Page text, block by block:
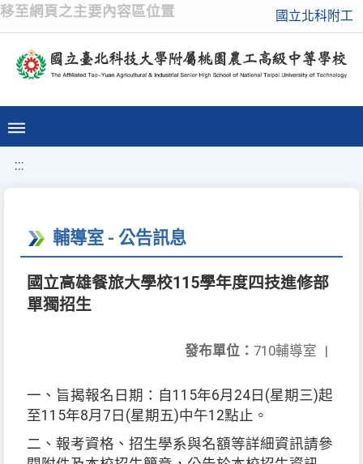
移至網頁之主要內容區位置 國立北科附工
:::
輔導室 - 公告訊息
國立高雄餐旅大學校115學年度四技進修部
單獨招生
發布單位： 710輔導室 |
一、旨揭報名日期：自115年6月24日(星期三)起
至115年8月7日(星期五)中午12點止。
二、報考資格、招生學系與名額等詳細資訊請參